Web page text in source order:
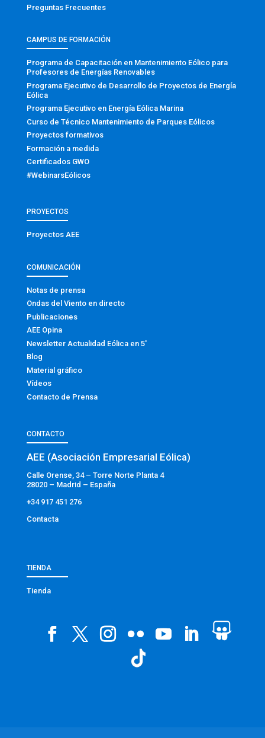
Preguntas Frecuentes
CAMPUS DE FORMACIÓN
Programa de Capacitación en Mantenimiento Eólico para
Profesores de Energías Renovables
Programa Ejecutivo de Desarrollo de Proyectos de Energía
Eólica
Programa Ejecutivo en Energía Eólica Marina
Curso de Técnico Mantenimiento de Parques Eólicos
Proyectos formativos
Formación a medida
Certificados GWO
#WebinarsEólicos
PROYECTOS
Proyectos AEE
COMUNICACIÓN
Notas de prensa
Ondas del Viento en directo
Publicaciones
AEE Opina
Newsletter Actualidad Eólica en 5′
Blog
Material gráfico
Vídeos
Contacto de Prensa
CONTACTO
AEE (Asociación Empresarial Eólica)
Calle Orense, 34 – Torre Norte Planta 4
28020 – Madrid – España
+34 917 451 276
Contacta
TIENDA
Tienda